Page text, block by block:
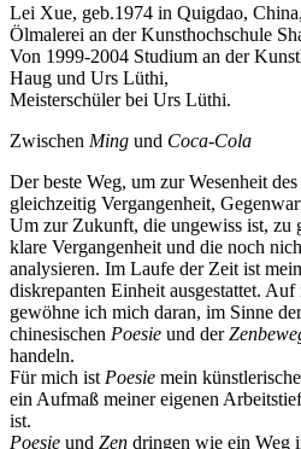
Lei Xue, geb.1974 in Quigdao,
Ölmalerei an der Kunsthochschule
Von 1999-2004 Studium an der
Haug und Urs Lüthi,
Meisterschüler bei Urs Lüthi.
Zwischen Ming und Coca-Cola
Der beste Weg, um zur Wesenheit
gleichzeitig Vergangenheit,
Um zur Zukunft, die ungewiss ist, zu
klare Vergangenheit und die noch
analysieren. Im Laufe der Zeit ist
diskrepanten Einheit ausgestattet.
gewöhne ich mich daran, im Sinne
chinesischen Poesie und der
handeln.
Für mich ist Poesie mein
ein Aufmaß meiner eigenen
ist.
Poesie und Zen dringen wie ein Weg